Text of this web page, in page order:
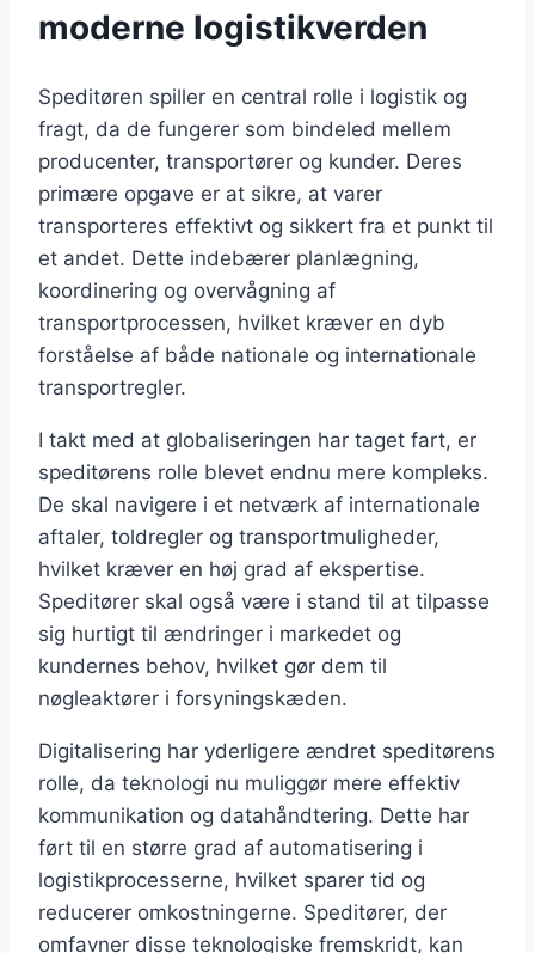
moderne logistikverden
Speditøren spiller en central rolle i logistik og
fragt, da de fungerer som bindeled mellem
producenter, transportører og kunder. Deres
primære opgave er at sikre, at varer
transporteres effektivt og sikkert fra et punkt til
et andet. Dette indebærer planlægning,
koordinering og overvågning af
transportprocessen, hvilket kræver en dyb
forståelse af både nationale og internationale
transportregler.
I takt med at globaliseringen har taget fart, er
speditørens rolle blevet endnu mere kompleks.
De skal navigere i et netværk af internationale
aftaler, toldregler og transportmuligheder,
hvilket kræver en høj grad af ekspertise.
Speditører skal også være i stand til at tilpasse
sig hurtigt til ændringer i markedet og
kundernes behov, hvilket gør dem til
nøgleaktører i forsyningskæden.
Digitalisering har yderligere ændret speditørens
rolle, da teknologi nu muliggør mere effektiv
kommunikation og datahåndtering. Dette har
ført til en større grad af automatisering i
logistikprocesserne, hvilket sparer tid og
reducerer omkostningerne. Speditører, der
omfavner disse teknologiske fremskridt, kan